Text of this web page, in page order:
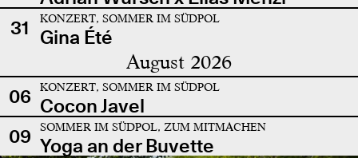
31
KONZERT, SOMMER IM SÜDPOL
Gina Été
August 2026
06 KONZERT, SOMMER IM SÜDPOL
Cocon Javel
09
SOMMER IM SÜDPOL, ZUM MITMACHEN
Yoga an der Buvette